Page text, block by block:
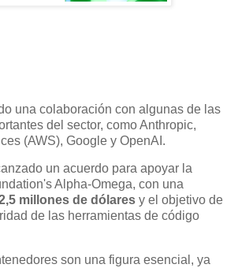
una colaboración con algunas de las
del sector, como Anthropic,
(AWS), Google y OpenAI.
un acuerdo para apoyar la
Alpha-Omega, con una
millones de dólares y el objetivo de
de las herramientas de código
son una figura esencial, ya